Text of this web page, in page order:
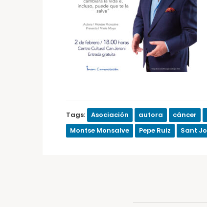
Tags: Asociación autora cáncer
Montse Monsalve
Pepe Ruiz Sant